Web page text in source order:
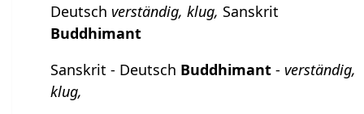
Deutsch verständig, klug, Sanskrit
Buddhimant
Sanskrit - Deutsch Buddhimant - verständig,
klug,